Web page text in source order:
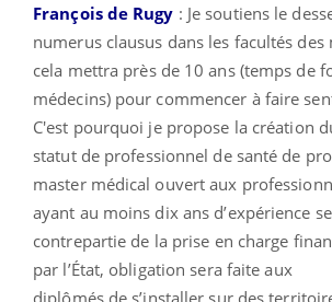
François de Rugy : Je soutiens le
numerus clausus dans les facultés des
cela mettra près de10 ans (temps de
médecins) pour commencer à faire
C'est pourquoi je propose la création
statut deprofessionnel desanté de
master médical ouvert aux
ayant au moins dix ans d’expérience
contrepartie de la prise en charge
par l’État, obligation sera faite aux
diplômés de s’installer sur des